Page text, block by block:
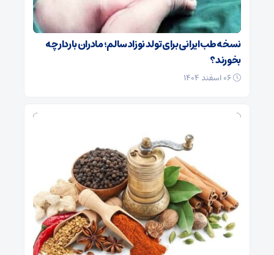
نسخه طب ایرانی برای تولد نوزاد سالم؛ مادران باردار چه
بخورند؟